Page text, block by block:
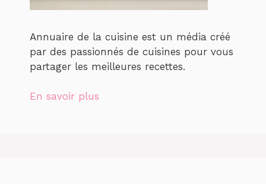
Annuaire de la cuisine est un média créé
par des passionnés de cuisines pour vous
partager les meilleures recettes.
En savoir plus